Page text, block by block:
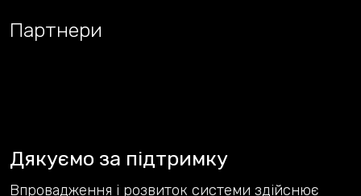
Дякуємо за підтримку
Партнери
Впровадження і розвиток системи здійснює